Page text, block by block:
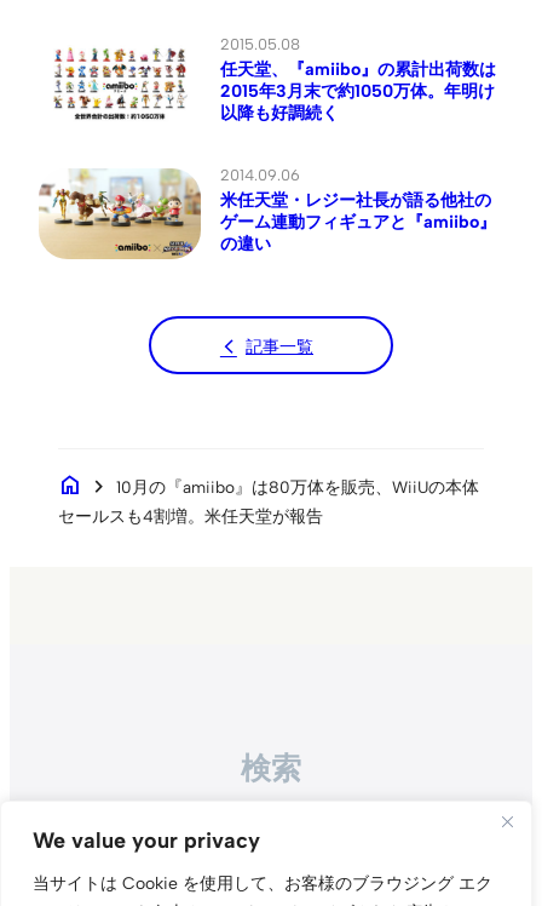
We value your privacy
当サイトは Cookie を使用して、お客様のブラウジング エク
2015.05.08
任天堂、『amiibo』の累計出荷数は
2015年3月末で約1050万体。年明け
以降も好調続く
2014.09.06
米任天堂・レジー社長が語る他社の
ゲーム連動フィギュアと『amiibo』
の違い
記事一覧
home chevron_right
10月の『amiibo』は80万体を販売、WiiUの本体
セールスも4割増。米任天堂が報告
検索
Search